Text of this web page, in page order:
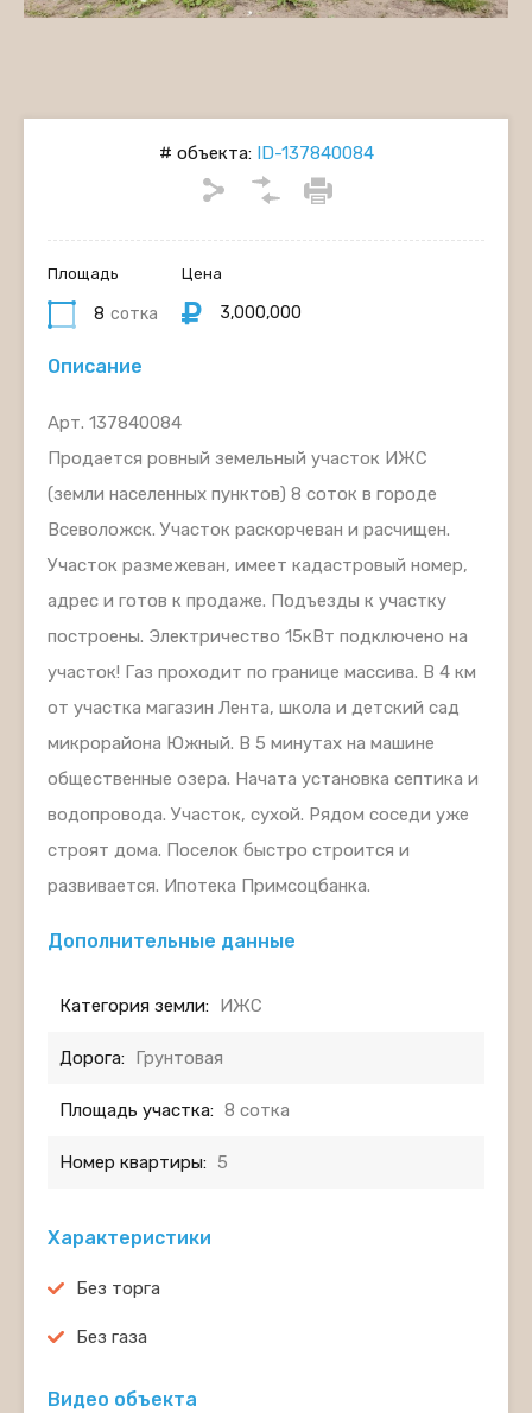
# объекта:ID-137840084
Площадь
8 сотка
Цена
3,000,000
Описание
Арт. 137840084
Продается ровный земельный участок ИЖС
(земли населенных пунктов) 8 соток в городе
Всеволожск. Участок раскорчеван и расчищен.
Участок размежеван, имеет кадастровый номер,
адрес и готов к продаже. Подъезды к участку
построены. Электричество 15кВт подключено на
участок! Газ проходит по границе массива. В 4 км
от участка магазин Лента, школа и детский сад
микрорайона Южный. В 5 минутах на машине
общественные озера. Начата установка септика и
водопровода. Участок, сухой. Рядом соседи уже
строят дома. Поселок быстро строится и
развивается. Ипотека Примсоцбанка.
Дополнительные данные
Категория земли: ИЖС
Дорога: Грунтовая
Площадь участка: 8 сотка
Номер квартиры: 5
Характеристики
Без торга
Без газа
Видео объекта